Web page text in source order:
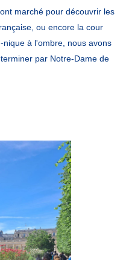
marché pour découvrir les
ou encore la cour
à l'ombre, nous avons
par Notre-Dame de